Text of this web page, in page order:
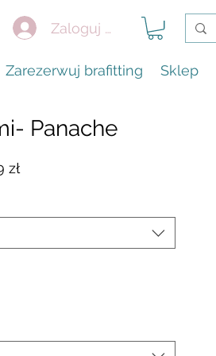
Zaloguj się
Zarezerwuj brafitting Sklep
Panache
złCena